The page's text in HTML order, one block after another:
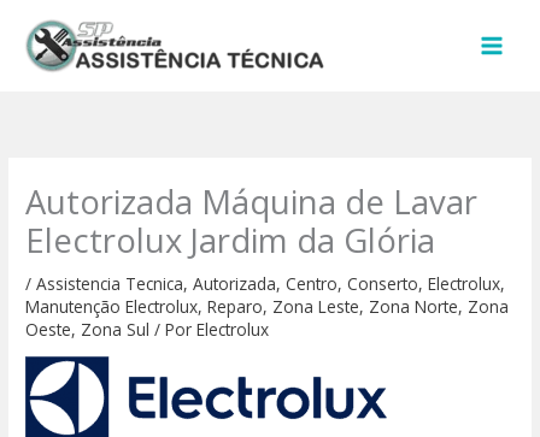
para
Autorizada Máquina de Lavar
Electrolux Jardim da Glória
/Assistencia Tecnica,Autorizada,Centro,Conserto,Electrolux,
Manutenção Electrolux,Reparo, Zona Leste, Zona Norte, Zona
Oeste, Zona Sul / PorElectrolux